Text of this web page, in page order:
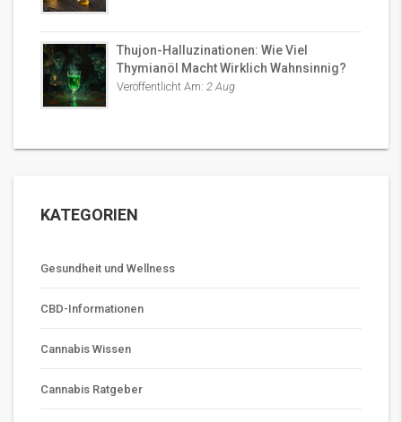
Thujon-Halluzinationen: Wie Viel
Thymianöl Macht Wirklich Wahnsinnig?
Veröffentlicht Am: 2 Aug
KATEGORIEN
Gesundheit und Wellness
CBD-Informationen
Cannabis Wissen
Cannabis Ratgeber